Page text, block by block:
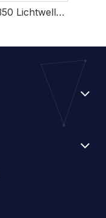
T-FI350 Lichtwellenleiter-Identifikator